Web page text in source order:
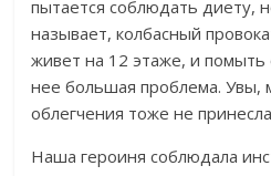
пытается соблюдать диету,
называет, колбасный
живет на 12 этаже, и помыть
нее большая проблема. Увы,
облегчения тоже не
Наша героиня соблюдала